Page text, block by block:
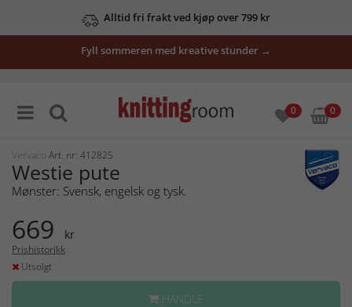
Alltid fri frakt ved kjøp over 799 kr
Fyll sommeren med kreative stunder →
0 0
Vervaco Art. nr: 412825
Westie pute
Mønster: Svensk, engelsk og tysk.
669 kr
Prishistorikk
Utsolgt
HANDLE